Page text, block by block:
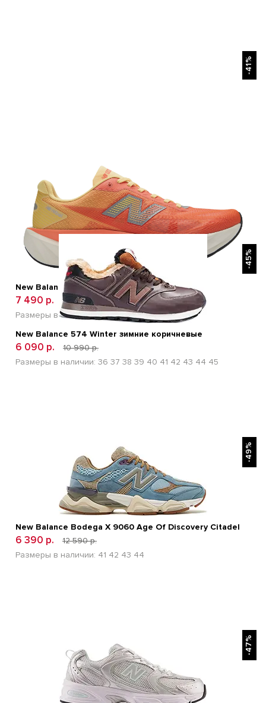
-41%
New Balance FuelCell Rebel v5 Orange
7 490 р.
12 600 р.
Размеры в наличии:41 42 43 44 45
-45%
New Balance 574 Winter зимние коричневые
6 090 р.
10 990 р.
Размеры в наличии: 36 37 38 39 40 41 42 43 44 45
-49%
New Balance Bodega X 9060 Age Of Discovery Citadel
6 390 р.
12 590 р.
Размеры в наличии: 41 42 43 44
-47%